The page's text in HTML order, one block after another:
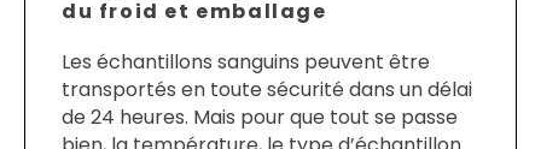
du froid et emballage
Les échantillons sanguins peuvent être
transportés en toute sécurité dans un délai
de 24 heures. Mais pour que tout se passe